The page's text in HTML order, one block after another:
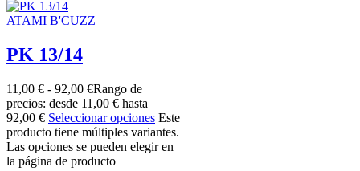
ATAMI B'CUZZ
PK 13/14
11,00 € - 92,00 €Rango de
precios: desde 11,00 € hasta
92,00 € Seleccionar opciones Este
producto tiene múltiples variantes.
Las opciones se pueden elegir en
la página de producto